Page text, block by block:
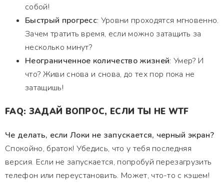
собой!
Быстрый прогресс: Уровни проходятся мгновенно.
Зачем тратить время, если можно затащить за
несколько минут?
Неограниченное количество жизней: Умер? И
что? Живи снова и снова, до тех пор пока не
затащишь!
FAQ: ЗАДАЙ ВОПРОС, ЕСЛИ ТЫ НЕ WTF
Че делать, если Локи не запускается, черный экран?
Спокойно, браток! Убедись, что у тебя последняя
версия. Если не запускается, попробуй перезагрузить
телефон или переустановить. Может, что-то с кэшем!